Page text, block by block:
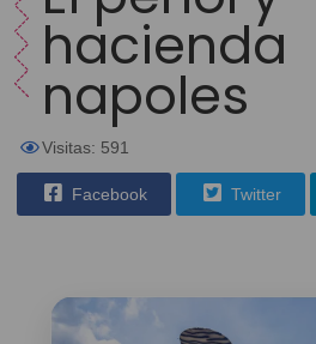
hacienda
napoles
Visitas: 591
Facebook Twitter